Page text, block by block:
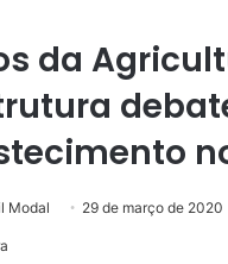
da
Modal 29 de março de 2020